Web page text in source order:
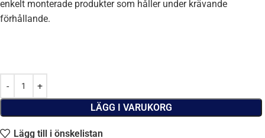
enkelt monterade produkter som håller under krävande
förhållande.
LÄGG I VARUKORG
Lägg till i önskelistan